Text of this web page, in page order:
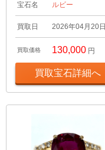
宝石名 ルビー
買取日 2026年04月20日
買取価格 130,000 円
買取宝石詳細へ